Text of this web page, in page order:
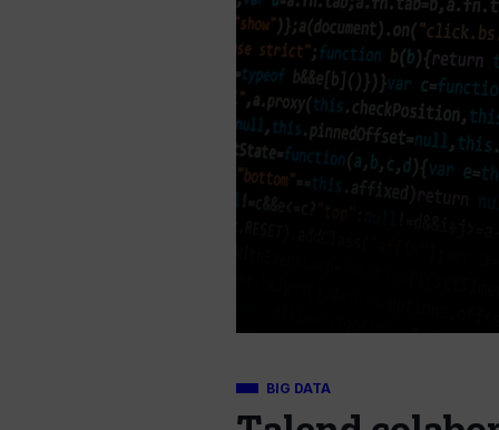
BIG DATA